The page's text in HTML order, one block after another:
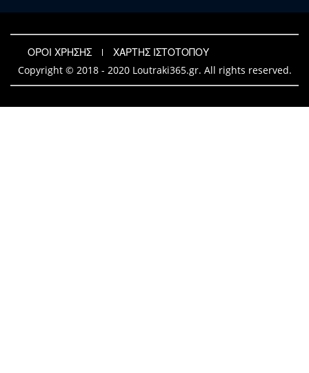
ΟΡΟΙ ΧΡΗΣΗΣ
ΧΑΡΤΗΣ ΙΣΤΟΤΟΠΟΥ
Copyright © 2018 - 2020 Loutraki365.gr. All rights reserved.